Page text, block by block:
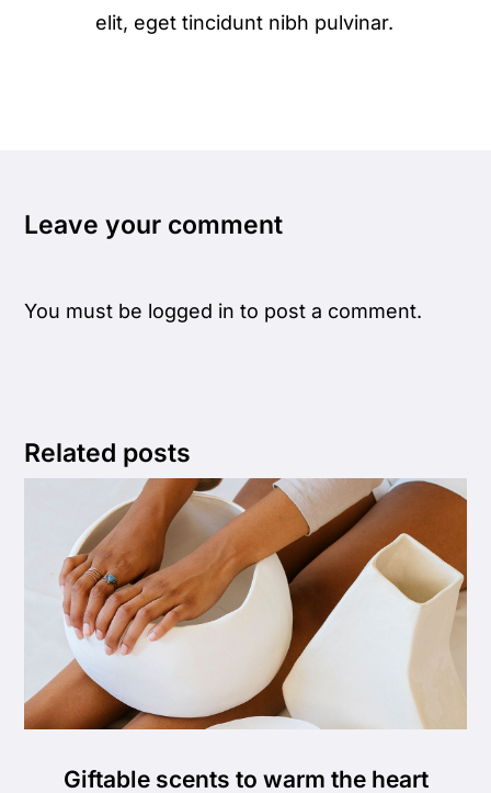
elit, eget tincidunt nibh pulvinar.
Leave your comment
You must be logged in to post a comment.
Related posts
Giftable scents to warm the heart